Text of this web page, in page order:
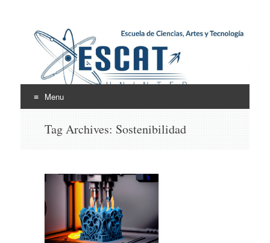
Escuela de Ciencias,
Artes y Tecnología
ESCAT
Menu
Tag Archives: Sostenibilidad